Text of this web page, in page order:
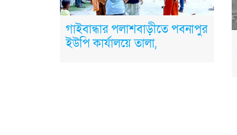
গাইবান্ধার পলাশবাড়ীতে পবনাপুর
ইউপি কার্যালয়ে তালা,